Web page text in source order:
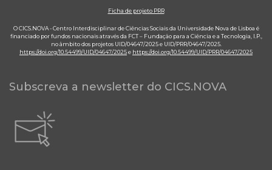
Ficha de projeto PRR
O CICS.NOVA - Centro Interdisciplinar de Ciências Sociais da Universidade Nova de Lisboa é
financiado por fundos nacionais através da FCT – Fundação para a Ciência e a Tecnologia, I.P.,
no âmbito dos projetos UID/04647/2025 e UID/PRR/04647/2025.
https://doi.org/10.54499/UID/04647/2025e https://doi.org/10.54499/UID/PRR/04647/2025
Subscreva a newsletter do CICS.NOVA